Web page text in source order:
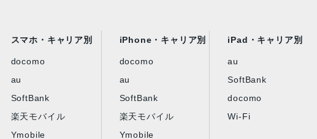
スマホ・キャリア別
docomo
au
SoftBank
楽天モバイル
Ymobile
iPhone・キャリア別
docomo
au
SoftBank
楽天モバイル
Ymobile
iPad・キャリア別
au
SoftBank
docomo
Wi-Fi